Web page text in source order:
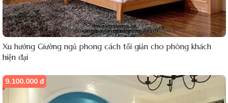
Xu hướng Giường ngủ phong cách tối giản cho phòng khách
hiện đại
9.100.000 đ